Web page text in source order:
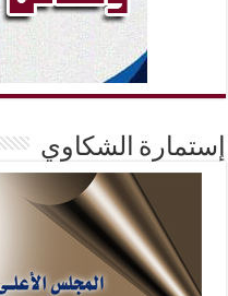
إستمارة الشكاوي